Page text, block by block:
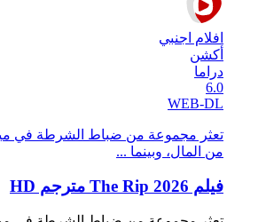
افلام اجنبي
أكشن
دراما
6.0
WEB-DL
تعثر مجموعة من ضباط الشرطة في
من المال، وبينما ...
فيلم The Rip 2026 مترجم HD